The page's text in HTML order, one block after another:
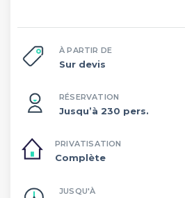
À PARTIR DE
Sur devis
RÉSERVATION
Jusqu’à 230 pers.
PRIVATISATION
Complète
JUSQU'À